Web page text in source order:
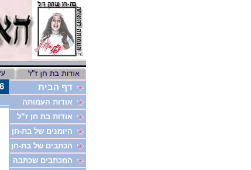
דף הבית
אודות העמותה
אודות בת חן ז”ל
היומנים של בת-חן
הכתבים של בת-חן
המכתבים שכתבה